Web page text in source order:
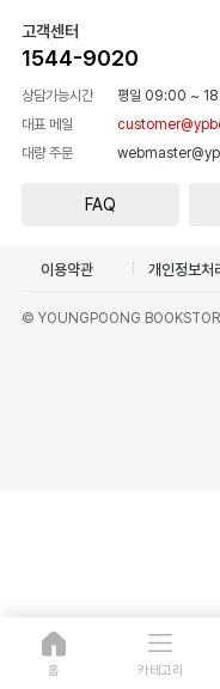
고객센터
1544-9020
상담가능시간 평일 09:00 ~
대표 메일
대량 주문
FAQ
이용약관 개인정보처
© YOUNGPOONG
홈 카테고리